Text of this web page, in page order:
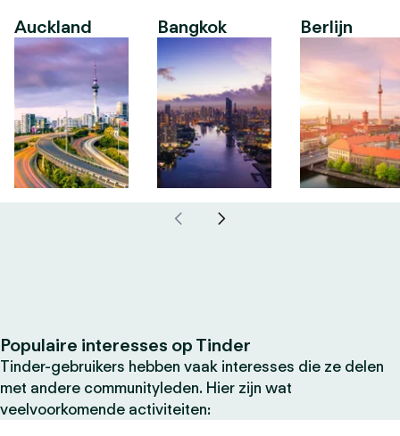
Auckland Bangkok Berlijn
Populaire interesses op Tinder
Tinder-gebruikers hebben vaak interesses die ze delen
met andere communityleden. Hier zijn wat
veelvoorkomende activiteiten: